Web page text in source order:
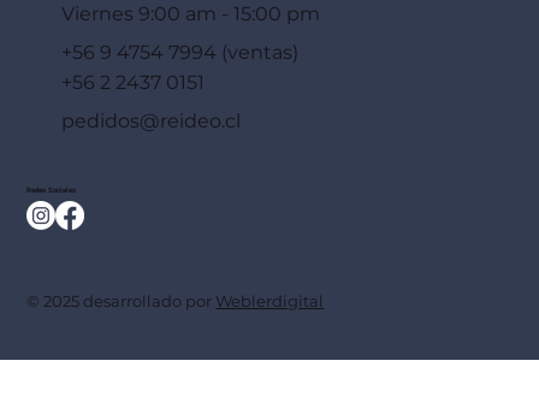
Viernes 9:00 am - 15:00 pm
+56 9 4754 7994 (ventas)
+56 2 2437 0151
pedidos@reideo.cl
Redes Sociales
© 2025 desarrollado por Weblerdigital